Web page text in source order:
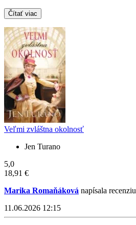
Čítať viac
Veľmi zvláštna okolnosť
Jen Turano
5,0
18,91 €
Marika Romaňáková napísala recenziu
11.06.2026 12:15